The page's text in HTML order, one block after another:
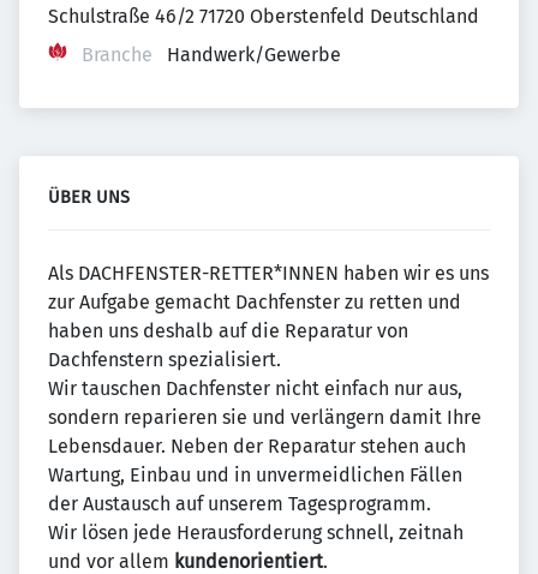
Schulstraße 46/2 71720 Oberstenfeld Deutschland
Branche
Handwerk/Gewerbe
ÜBER UNS
Als DACHFENSTER-RETTER*INNEN haben wir es uns
zur Aufgabe gemacht Dachfenster zu retten und
haben uns deshalb auf die Reparatur von
Dachfenstern spezialisiert.
Wir tauschen Dachfenster nicht einfach nur aus,
sondern reparieren sie und verlängern damit Ihre
Lebensdauer. Neben der Reparatur stehen auch
Wartung, Einbau und in unvermeidlichen Fällen
der Austausch auf unserem Tagesprogramm.
Wir lösen jede Herausforderung schnell, zeitnah
und vor allem kundenorientiert.